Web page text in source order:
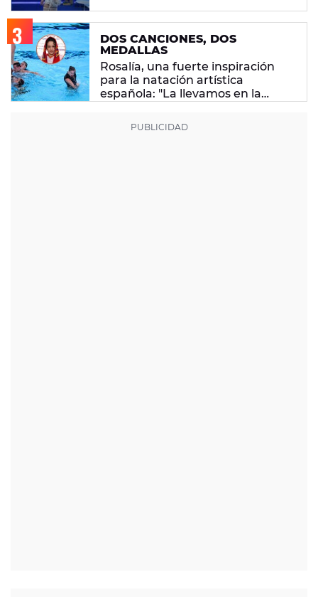
DOS CANCIONES, DOS
MEDALLAS
Rosalía, una fuerte inspiración
para la natación artística
española: "La llevamos en la